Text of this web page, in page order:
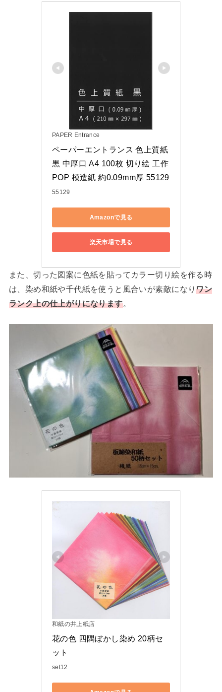
PAPER Entrance
ペーパーエントランス 色上質紙
黒 中厚口 A4 100枚 切り絵 工作
POP 模造紙 約0.09mm厚 55129
55129
Amazonで見る
楽天市場で見る
また、切った図案に色紙を貼ってカラー切り絵を作る時
は、染め和紙や千代紙を使うと風合いが素敵になりワン
ランク上の仕上がりになります。
和紙の井上紙店
花の色 四隅ぼかし染め 20柄セ
ット
set12